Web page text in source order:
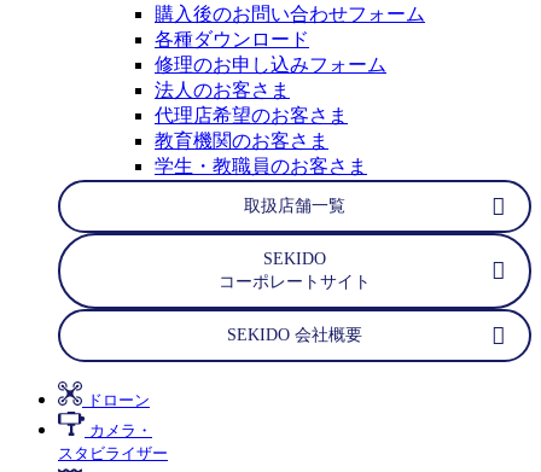
購入後のお問い合わせフォーム
各種ダウンロード
修理のお申し込みフォーム
法人のお客さま
代理店希望のお客さま
教育機関のお客さま
学生・教職員のお客さま
取扱店舗一覧
SEKIDO
コーポレートサイト
SEKIDO 会社概要
ドローン
カメラ・
スタビライザー